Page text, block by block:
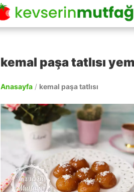
kemal paşa tatlısı
Anasayfa / kemal paşa tatlısı